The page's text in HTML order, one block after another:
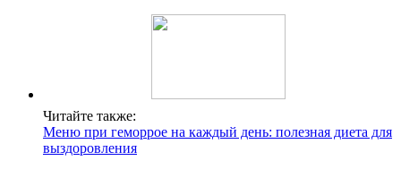
Читайте также:
Меню при геморрое на каждый день: полезная диета для
выздоровления